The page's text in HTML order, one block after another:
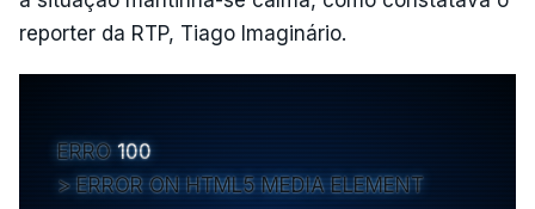
reporter da RTP, Tiago Imaginário.
ERRO 100
ERROR ON HTML5 MEDIA ELEMENT